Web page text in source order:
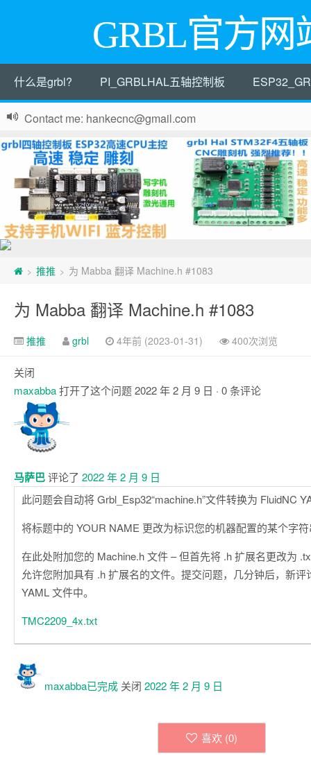
GRBL官方网
什么是grbl? PI_GRBLHAL五轴控制板
Contact me: hankecnc@gmail.com
> 推推 > 为 Mabba 翻译 Machine.h #1083
为 Mabba 翻译 Machine.h #1083
推推 grbl 4年前 (2023-01-31) 400次浏览
关闭
maxabba打开了这个问题2022 年 2 月 9 日 · 0 条评论
注
释
马萨巴评论了 2022 年 2 月 9 日
此问题会自动将 Grbl_Esp32“machine.h”文件转换为 FluidNC
将标题中的 YOUR NAME 更改为标识您的机器配置的某个字
在此处附加您的 Machine.h 文件 – 但首先将 .h 扩展名更改为
允许您附加具有 .h 扩展名的文件。提交问题，几分钟后，新评
YAML 文件中。
TMC2209_4x.txt
maxabba已完成 关闭 2022 年 2 月 9 日
喜欢 (0)